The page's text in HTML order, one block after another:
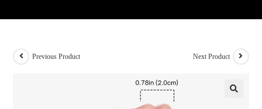
Previous Product Next Product